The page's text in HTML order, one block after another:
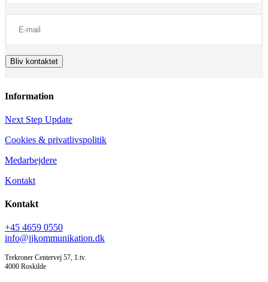
Information
Next Step Update
Cookies & privatlivspolitik
Medarbejdere
Kontakt
Kontakt
+45 4659 0550
info@jjkommunikation.dk
Trekroner Centervej 57, 1.tv.
4000 Roskilde